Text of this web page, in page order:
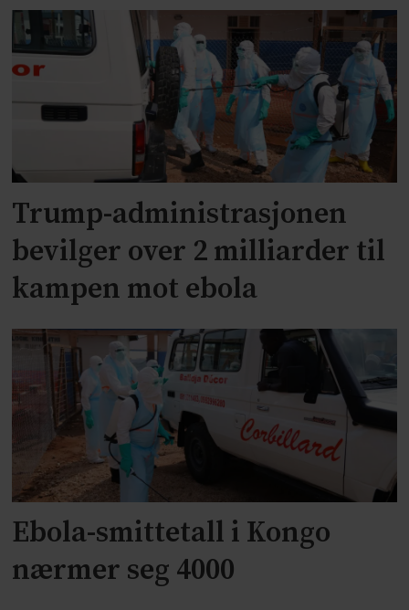
Trump-administrasjonen
bevilger over 2 milliarder til
kampen mot ebola
Ebola-smittetall i Kongo
nærmer seg 4000